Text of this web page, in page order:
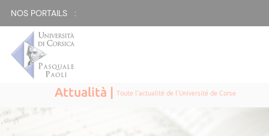
NOS PORTAILS :
Attualità |Toute l'actualité de l'Université de Corse